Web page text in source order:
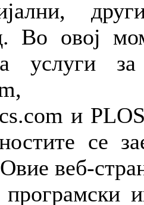
Во овој
услуги
и
се
веб-